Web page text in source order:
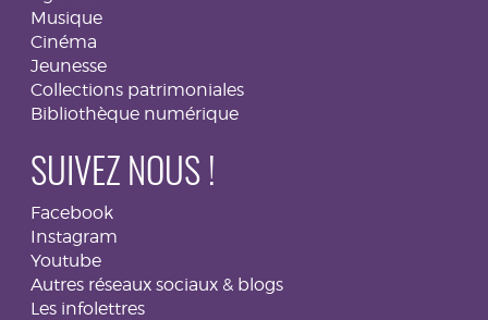
Musique
Cinéma
Jeunesse
Collections patrimoniales
Bibliothèque numérique
SUIVEZ NOUS !
Facebook
Instagram
Youtube
Autres réseaux sociaux & blogs
Les infolettres